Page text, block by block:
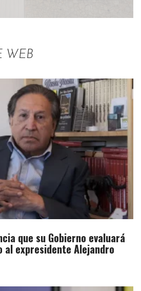
WEB
que su Gobierno evaluará
al expresidente Alejandro